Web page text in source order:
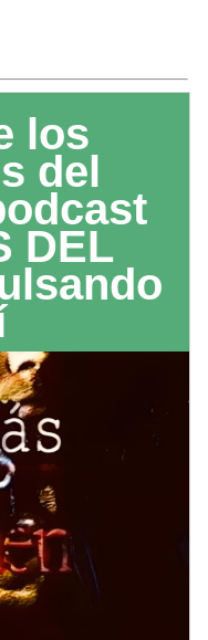
los
del
DEL